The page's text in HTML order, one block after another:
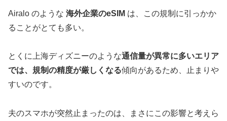
Airalo のような 海外企業のeSIM は、この規制に引っかか
ることがとても多い。
とくに上海ディズニーのような通信量が異常に多いエリア
では、規制の精度が厳しくなる傾向があるため、止まりや
すいのです。
夫のスマホが突然止まったのは、まさにこの影響と考えら